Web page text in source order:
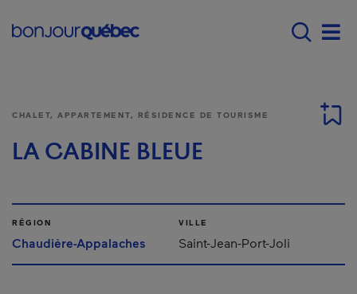
Main navigation -
CHALET, APPARTEMENT, RÉSIDENCE DE TOURISME
LA CABINE BLEUE
RÉGION
Chaudière-Appalaches
VILLE
Saint-Jean-Port-Joli